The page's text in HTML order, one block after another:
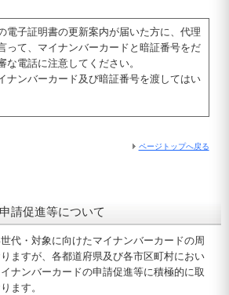
電子証明書の更新案内が届いた方に、代理
って、マイナンバーカードと暗証番号をだ
な電話に注意してください。
ナンバーカード及び暗証番号を渡してはい
ページトップへ戻る
請促進等について
代・対象に向けたマイナンバーカードの周
ますが、各都道府県及び各市区町村におい
ナンバーカードの申請促進等に積極的に取
ります。